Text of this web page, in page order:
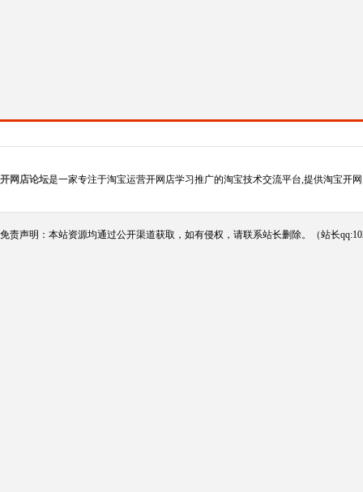
开网店论坛是一家专注于淘宝运营开网店学习推广的淘宝技术交流平台,提供淘宝开
免责声明：本站资源均通过公开渠道获取，如有侵权，请联系站长删除。（站长